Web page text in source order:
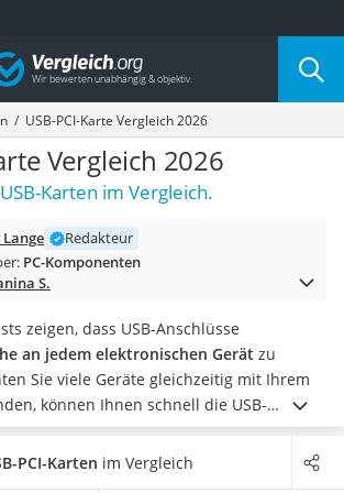
nach Kategorie
USB-PCI-Karte Vergleich 2026
Vergleich 2026
Karten im Vergleich.
Lange
Redakteur
PC-Komponenten
S.
zeigen, dass USB-Anschlüsse
an jedem elektronischen Gerät zu
Sie viele Geräte gleichzeitig mit Ihrem
können Ihnen schnell die USB-
Eine USB-PCI-Karte, welche
PCI-Express-Anschluss in Ihrem PC
PCI-Karten im Vergleich